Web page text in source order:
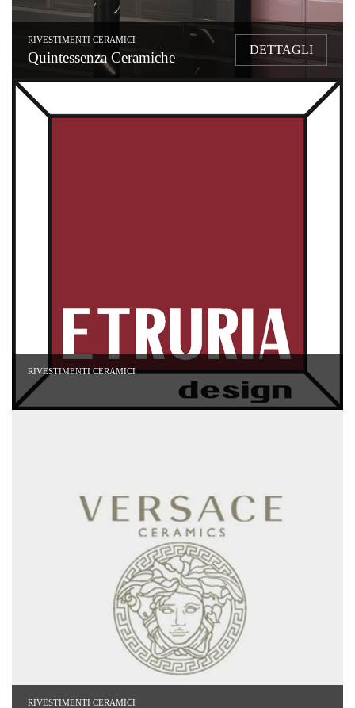
RIVESTIMENTI CERAMICI
Quintessenza Ceramiche DETTAGLI
RIVESTIMENTI CERAMICI
RIVESTIMENTI CERAMICI